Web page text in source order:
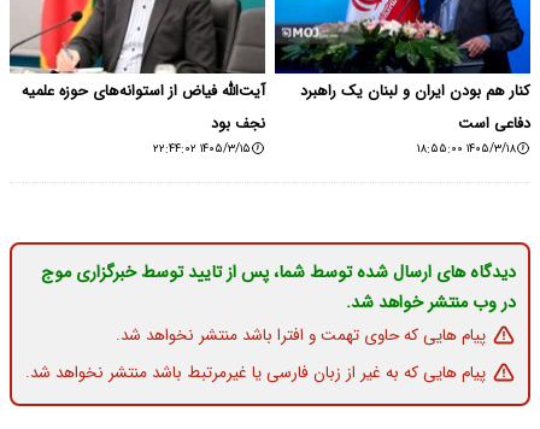
کنار هم بودن ایران و لبنان یک راهبرد
دفاعی است
۱۴۰۵/۳/۱۸ ۱۸:۵۵:۰۰
آیت‌الله فیاض از استوانه‌های حوزه علمیه
نجف بود
۱۴۰۵/۳/۱۵ ۲۲:۴۴:۰۲
دیدگاه های ارسال شده توسط شما، پس از تایید توسط خبرگزاری موج
در وب منتشر خواهد شد.
پیام هایی که حاوی تهمت و افترا باشد منتشر نخواهد شد.
پیام هایی که به غیر از زبان فارسی یا غیرمرتبط باشد منتشر نخواهد شد.